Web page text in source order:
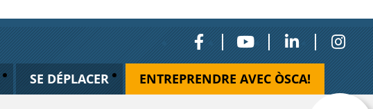
SE DÉPLACER ENTREPRENDRE AVEC ÒSCA!